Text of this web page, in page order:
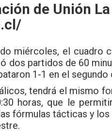
de Unión
miércoles, el cuadro
dos partidos de 60
1-1 en el
tendrá el mismo
horas, que le
fórmulas tácticas y